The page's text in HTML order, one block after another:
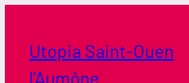
contenuUtopia Saint-Ouen
l'Aumône